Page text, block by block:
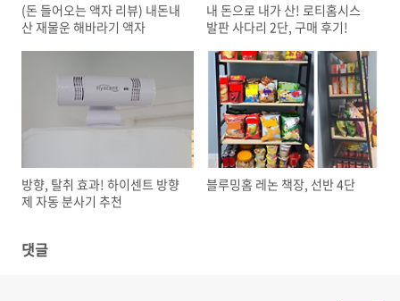
(돈 들어오는 액자 리뷰) 내돈내
산 재물운 해바라기 액자
내 돈으로 내가 산! 로티홈시스
발판 사다리 2단, 구매 후기!
방향, 탈취 효과! 하이센트 방향
제 자동 분사기 추천
블루밍홈 레논 책장, 선반 4단
댓글